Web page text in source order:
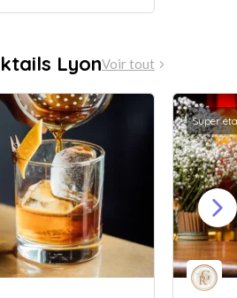
LyonVoir tout
Super